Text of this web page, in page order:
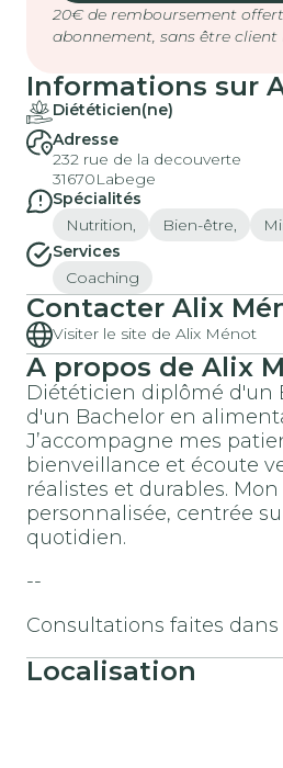
20€ de remboursement
abonnement, sans être client
Informations sur
Diététicien(ne)
Adresse
232 rue de la decouverte
31670Labege
Spécialités
Nutrition,
Bien-être,
Services
Coaching
Contacter Alix
Visiter le site de Alix Ménot
A propos de Alix
Diététicien diplômé d'un
d'un Bachelor en
J’accompagne mes
bienveillance et écoute
réalistes et durables.
personnalisée, centrée
quotidien.
--
Consultations faites dans
Localisation